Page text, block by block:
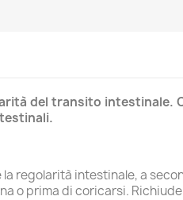
del transito intestinale.
regolarità intestinale, a
o prima di coricarsi.